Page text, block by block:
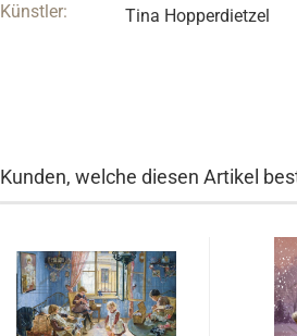
Künstler:
Tina Hopperdietzel
Kunden, welche diesen Artikel